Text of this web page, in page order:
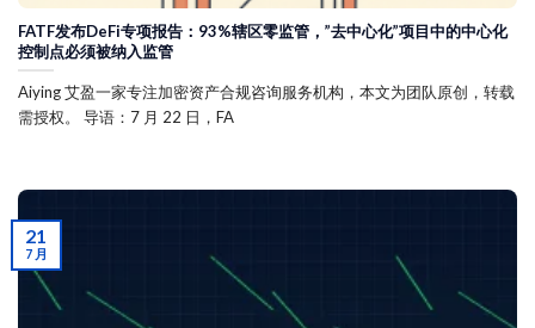
FATF发布DeFi专项报告：93%辖区零监管，”去中心化”项目中的中心化
控制点必须被纳入监管
Aiying 艾盈一家专注加密资产合规咨询服务机构，本文为团队原创，转载
需授权。 导语：7 月 22 日，FA
21
7 月